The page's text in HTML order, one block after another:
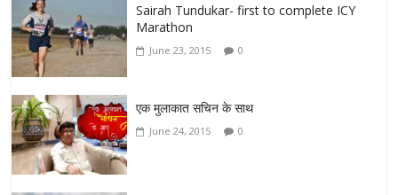
Sairah Tundukar- first to complete ICY
Marathon
June 23, 2015 0
एक मुलाकात सचिन के साथ
June 24, 2015 0